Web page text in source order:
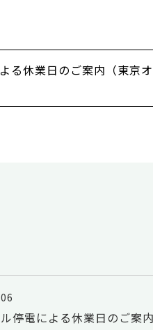
る休業日のご案内（東京
停電による休業日のご案内